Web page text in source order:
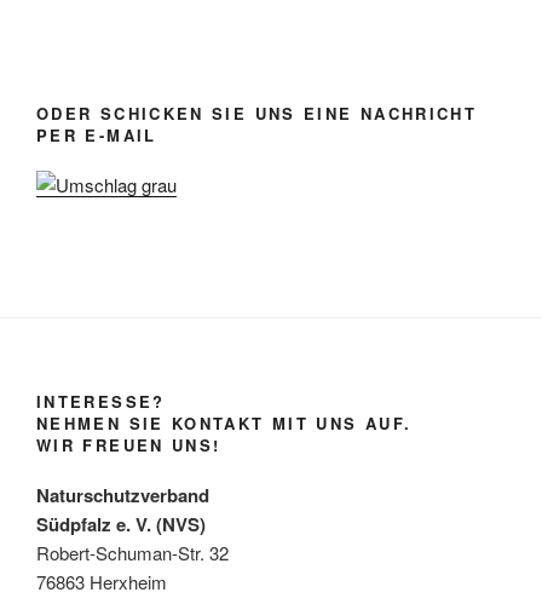
ODER SCHICKEN SIE UNS EINE NACHRICHT
PER E-MAIL
INTERESSE?
NEHMEN SIE KONTAKT MIT UNS AUF.
WIR FREUEN UNS!
Naturschutzverband
Südpfalz e. V. (NVS)
Robert-Schuman-Str. 32
76863 Herxheim